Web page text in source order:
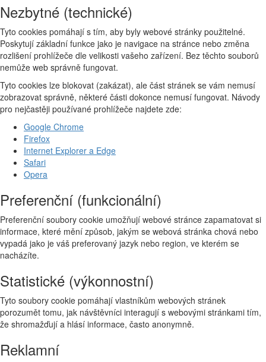
Nezbytné (technické)
Tyto cookies pomáhají s tím, aby byly webové stránky použitelné.
Poskytují základní funkce jako je navigace na stránce nebo změna
rozlišení prohlížeče dle velikosti vašeho zařízení. Bez těchto souborů
nemůže web správně fungovat.
Tyto cookies lze blokovat (zakázat), ale část stránek se vám nemusí
zobrazovat správně, některé části dokonce nemusí fungovat. Návody
pro nejčastěji používané prohlížeče najdete zde:
Google Chrome
Firefox
Internet Explorer a Edge
Safari
Opera
Preferenční (funkcionální)
Preferenční soubory cookie umožňují webové stránce zapamatovat si
informace, které mění způsob, jakým se webová stránka chová nebo
vypadá jako je váš preferovaný jazyk nebo region, ve kterém se
nacházíte.
Statistické (výkonnostní)
Tyto soubory cookie pomáhají vlastníkům webových stránek
porozumět tomu, jak návštěvníci interagují s webovými stránkami tím,
že shromažďují a hlásí informace, často anonymně.
Reklamní